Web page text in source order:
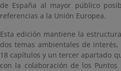
de España al mayor público
referencias a la Unión Europea.
Esta edición mantiene la
dos temas ambientales de
18 capítulos y un tercer apartado
con la colaboración de los Puntos